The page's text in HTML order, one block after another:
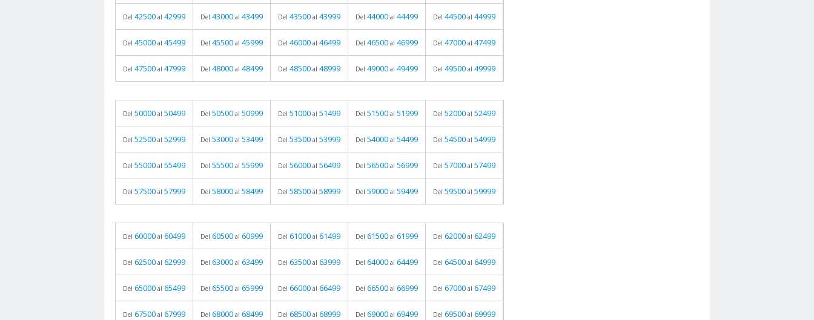
Del 42500 al 42999 Del 43000 al 43499 Del 43500 al 43999 Del 44000 al 44499 Del 44500 al 44999
Del 45000 al 45499 Del 45500 al 45999 Del 46000 al 46499 Del 46500 al 46999 Del 47000 al 47499
Del 47500 al 47999 Del 48000 al 48499 Del 48500 al 48999 Del 49000 al 49499 Del 49500 al 49999
Del 50000 al 50499 Del 50500 al 50999 Del 51000 al 51499 Del 51500 al 51999 Del 52000 al 52499
Del 52500 al 52999 Del 53000 al 53499 Del 53500 al 53999 Del 54000 al 54499 Del 54500 al 54999
Del 55000 al 55499 Del 55500 al 55999 Del 56000 al 56499 Del 56500 al 56999 Del 57000 al 57499
Del 57500 al 57999 Del 58000 al 58499 Del 58500 al 58999 Del 59000 al 59499 Del 59500 al 59999
Del 60000 al 60499 Del 60500 al 60999 Del 61000 al 61499 Del 61500 al 61999 Del 62000 al 62499
Del 62500 al 62999 Del 63000 al 63499 Del 63500 al 63999 Del 64000 al 64499 Del 64500 al 64999
Del 65000 al 65499 Del 65500 al 65999 Del 66000 al 66499 Del 66500 al 66999 Del 67000 al 67499
Del 67500 al 67999 Del 68000 al 68499 Del 68500 al 68999 Del 69000 al 69499 Del 69500 al 69999